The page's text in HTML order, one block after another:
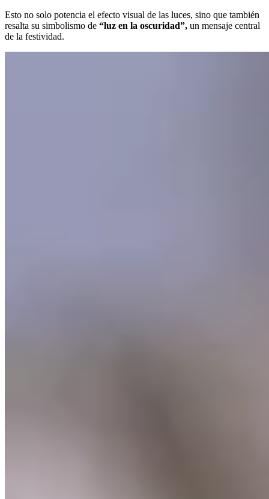
Esto no solo potencia el efecto visual de las luces, sino que también
resalta su simbolismo de “luz en la oscuridad”, un mensaje central
de la festividad.